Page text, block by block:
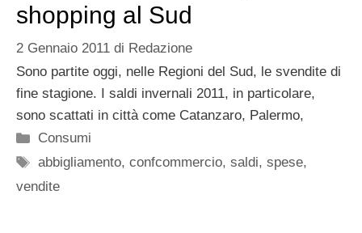
shopping al Sud
2 Gennaio 2011 di Redazione
Sono partite oggi, nelle Regioni del Sud, le svendite di
fine stagione. I saldi invernali 2011, in particolare,
sono scattati in città come Catanzaro, Palermo,
Categorie
Consumi
Tag
abbigliamento,confcommercio,saldi,spese,
vendite